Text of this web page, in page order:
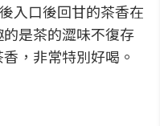
入口後回甘的茶香在
是茶的澀味不復存
，非常特別好喝。